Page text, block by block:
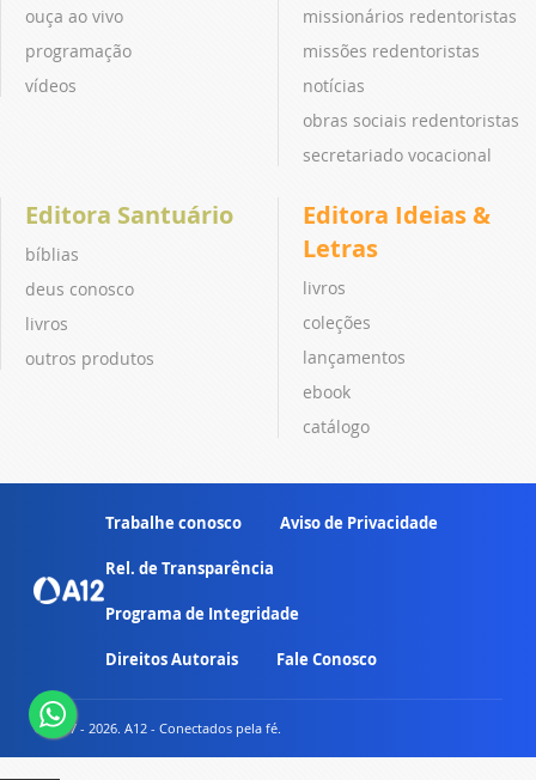
ouça ao vivo
programação
vídeos
missionários redentoristas
missões redentoristas
notícias
obras sociais redentoristas
secretariado vocacional
Editora Santuário
bíblias
deus conosco
livros
outros produtos
Editora Ideias &
Letras
livros
coleções
lançamentos
ebook
catálogo
Trabalhe conosco Aviso de Privacidade
Rel. de Transparência
Programa de Integridade
Direitos Autorais Fale Conosco
© 2007 - 2026. A12 - Conectados pela fé.